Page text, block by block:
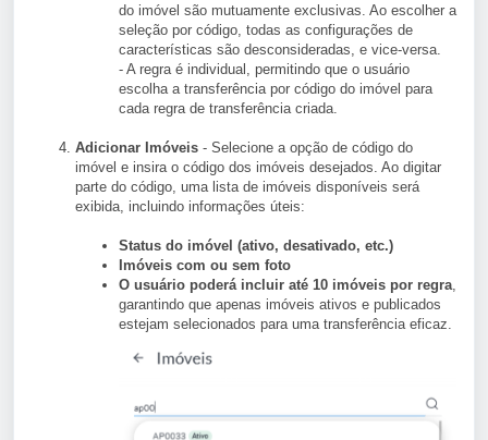
do imóvel são mutuamente exclusivas. Ao escolher a
seleção por código, todas as configurações de
características são desconsideradas, e vice-versa.
- A regra é individual, permitindo que o usuário
escolha a transferência por código do imóvel para
cada regra de transferência criada.
Adicionar Imóveis - Selecione a opção de código do
imóvel e insira o código dos imóveis desejados. Ao digitar
parte do código, uma lista de imóveis disponíveis será
exibida, incluindo informações úteis:
Status do imóvel (ativo, desativado, etc.)
Imóveis com ou sem foto
O usuário poderá incluir até 10 imóveis por regra
garantindo que apenas imóveis ativos e publicados
estejam selecionados para uma transferência eficaz.